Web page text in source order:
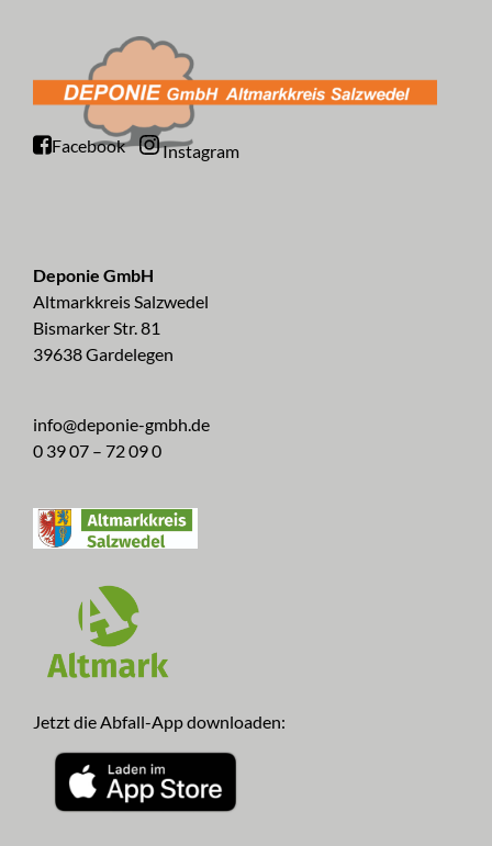
Facebook Instagram
Deponie GmbH
Altmarkkreis Salzwedel
Bismarker Str. 81
39638 Gardelegen
info@deponie-gmbh.de
0 39 07 – 72 09 0
Jetzt die Abfall-App downloaden: